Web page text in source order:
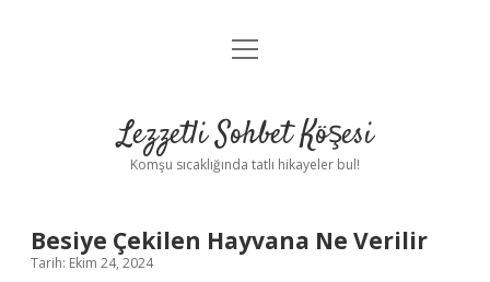
Anasayfa
Yasal Uyarı
menüyü
Lezzetli Sohbet Köşesi
Komşu sıcaklığında tatlı hikayeler bul!
Besiye Çekilen Hayvana Ne Verilir
Tarih: Ekim 24, 2024